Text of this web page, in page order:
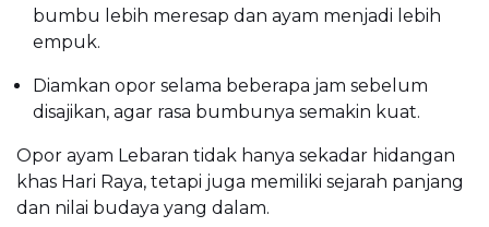
bumbu lebih meresap dan ayam menjadi lebih
empuk.
Diamkan opor selama beberapa jam sebelum
disajikan, agar rasa bumbunya semakin kuat.
Opor ayam Lebaran tidak hanya sekadar hidangan
khas Hari Raya, tetapi juga memiliki sejarah panjang
dan nilai budaya yang dalam.